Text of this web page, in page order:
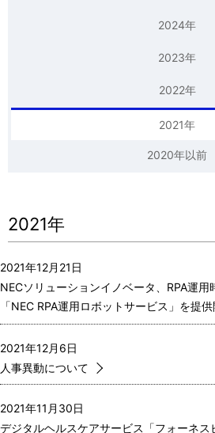
2024年
2023年
2022年
2021年
2020年以前
2021年
2021年12月21日
NECソリューションイノベータ、RPA運
「NEC RPA運用ロボットサービス」を提
2021年12月6日
人事異動について
2021年11月30日
デジタルヘルスケアサービス「フォーネ